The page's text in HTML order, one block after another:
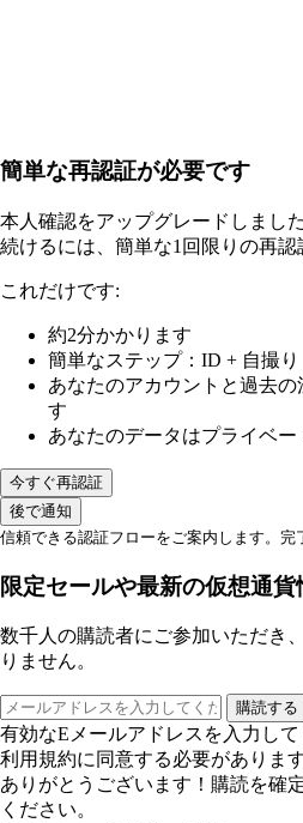
簡単な再認証が必要です
本人確認をアップグレードしまし
続けるには、簡単な1回限りの再認
これだけです:
約2分かかります
簡単なステップ：ID + 自撮り
あなたのアカウントと過去
す
あなたのデータはプライベ
今すぐ再認証
後で通知
信頼できる認証フローをご案内します。完
限定セールや最新の仮想通
数千人の購読者にご参加いただき
りません。
購読する
有効なEメールアドレスを入力し
利用規約に同意する必要がありま
ありがとうございます！購読を確
ください。